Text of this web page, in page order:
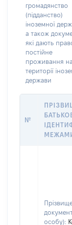
громадянство
(підданство)
іноземної
а також
які дають
постійне
проживання на
території
держави
№
особу):